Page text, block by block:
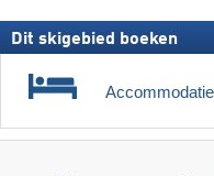
Dit skigebied boeken